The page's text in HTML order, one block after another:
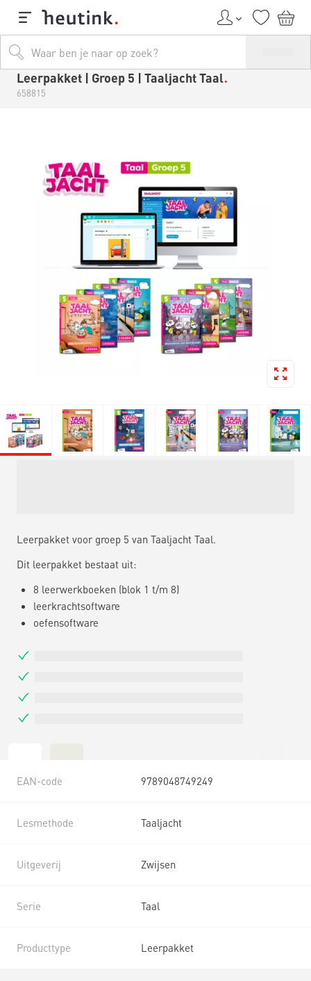
Leerpakket | Groep 5 | Taaljacht Taal
658815
Leerpakket voor groep 5 van Taaljacht Taal.
Dit leerpakket bestaat uit:
8 leerwerkboeken (blok 1 t/m 8)
leerkrachtsoftware
oefensoftware
EAN-code 9789048749249
Lesmethode Taaljacht
Uitgeverij Zwijsen
Serie Taal
Producttype Leerpakket